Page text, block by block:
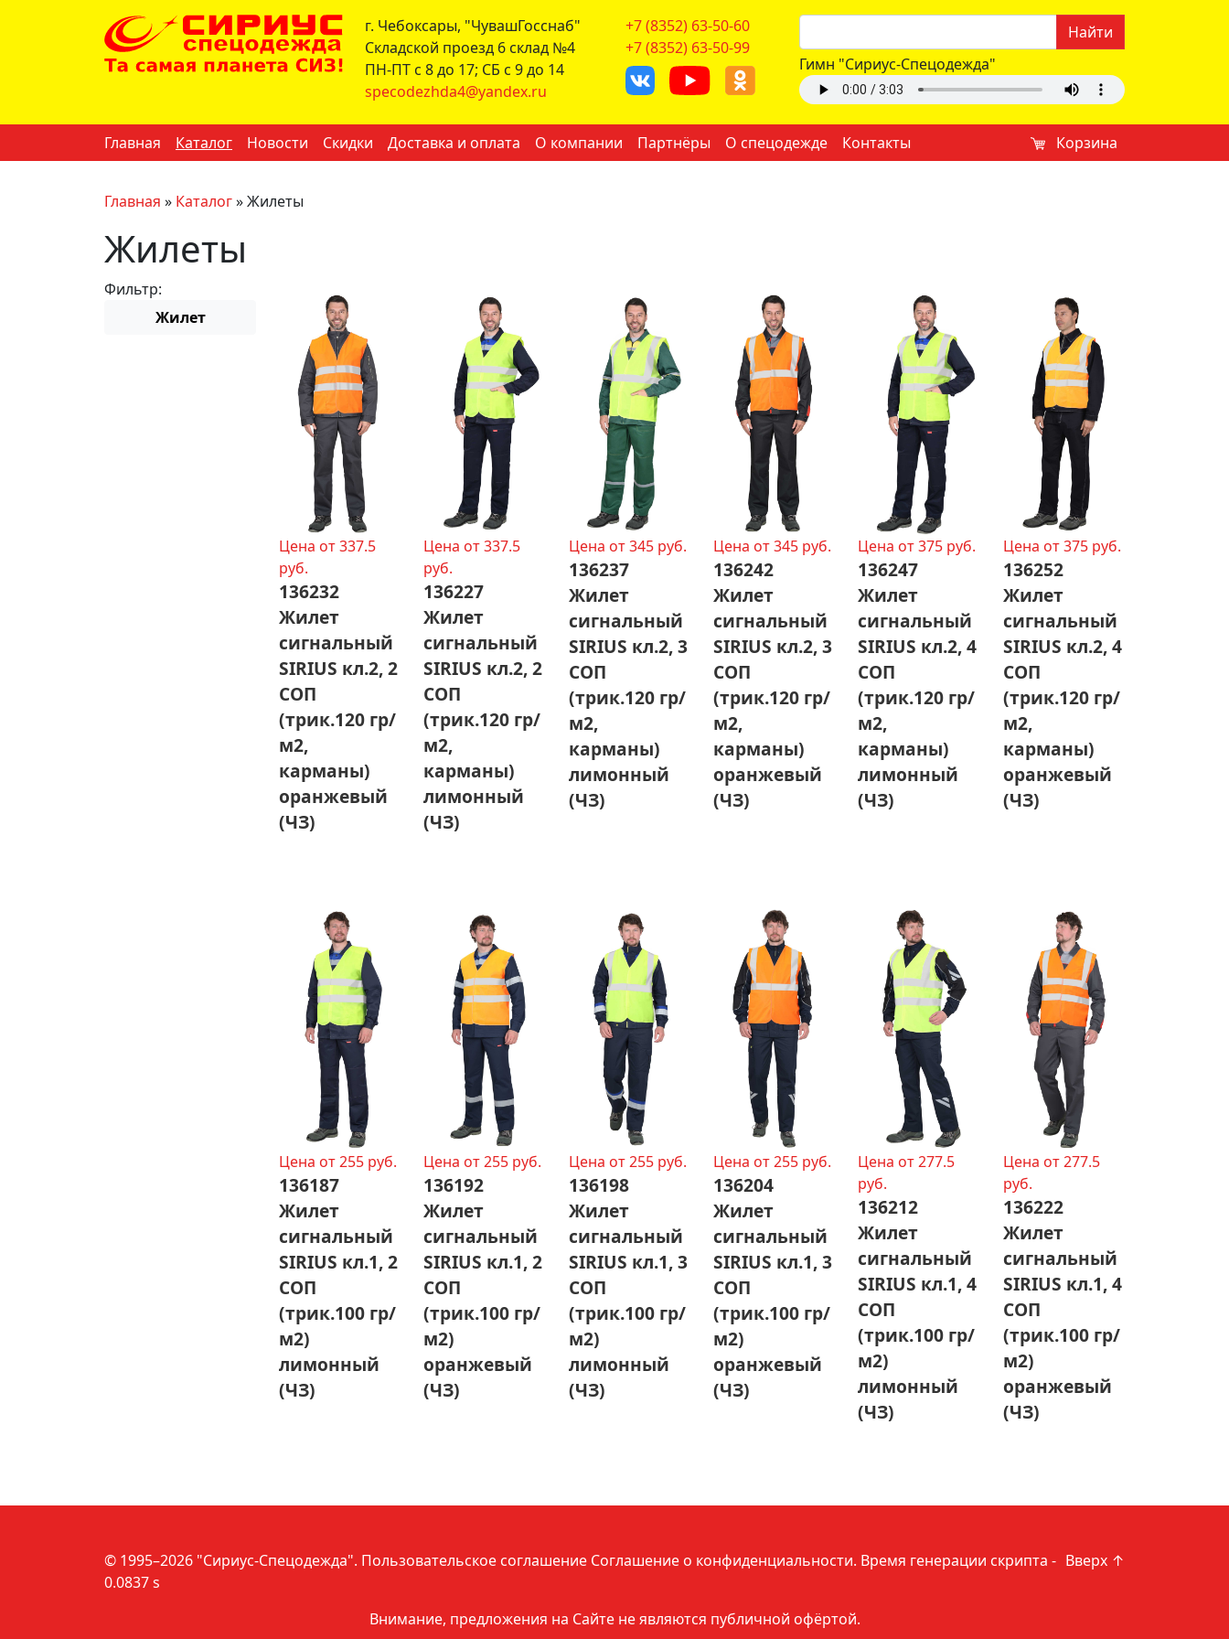
г. Чебоксары, "ЧувашГосснаб"
Складской проезд 6 склад №4
ПН-ПТ с 8 до 17; СБ с 9 до 14
specodezhda4@yandex.ru
+7 (8352) 63-50-60
+7 (8352) 63-50-99
Найти
Гимн "Сириус-Спецодежда"
Главная Каталог Новости Скидки Доставка и оплата О компании Партнёры О спецодежде Контакты Корзина
Главная » Каталог»Жилеты
Жилеты
Фильтр:
Жилет
Цена от 337.5
руб.
136232
Жилет
сигнальный
SIRIUS кл.2, 2
СОП
(трик.120 гр/
м2,
карманы)
оранжевый
(ЧЗ)
Цена от 337.5
руб.
136227
Жилет
сигнальный
SIRIUS кл.2, 2
СОП
(трик.120 гр/
м2,
карманы)
лимонный
(ЧЗ)
Цена от 345 руб.
136237
Жилет
сигнальный
SIRIUS кл.2, 3
СОП
(трик.120 гр/
м2,
карманы)
лимонный
(ЧЗ)
Цена от 345 руб.
136242
Жилет
сигнальный
SIRIUS кл.2, 3
СОП
(трик.120 гр/
м2,
карманы)
оранжевый
(ЧЗ)
Цена от 375 руб.
136247
Жилет
сигнальный
SIRIUS кл.2, 4
СОП
(трик.120 гр/
м2,
карманы)
лимонный
(ЧЗ)
Цена от 375 руб.
136252
Жилет
сигнальный
SIRIUS кл.2, 4
СОП
(трик.120 гр/
м2,
карманы)
оранжевый
(ЧЗ)
Цена от 255 руб.
136187
Жилет
сигнальный
SIRIUS кл.1, 2
СОП
(трик.100 гр/
м2)
лимонный
(ЧЗ)
Цена от 255 руб.
136192
Жилет
сигнальный
SIRIUS кл.1, 2
СОП
(трик.100 гр/
м2)
оранжевый
(ЧЗ)
Цена от 255 руб.
136198
Жилет
сигнальный
SIRIUS кл.1, 3
СОП
(трик.100 гр/
м2)
лимонный
(ЧЗ)
Цена от 255 руб.
136204
Жилет
сигнальный
SIRIUS кл.1, 3
СОП
(трик.100 гр/
м2)
оранжевый
(ЧЗ)
Цена от 277.5
руб.
136212
Жилет
сигнальный
SIRIUS кл.1, 4
СОП
(трик.100 гр/
м2)
лимонный
(ЧЗ)
Цена от 277.5
руб.
136222
Жилет
сигнальный
SIRIUS кл.1, 4
СОП
(трик.100 гр/
м2)
оранжевый
(ЧЗ)
Вверх ↑
© 1995–2026 "Сириус-Спецодежда". Пользовательское соглашение Соглашение о конфиденциальности. Время генерации скрипта -
0.0837 s
Внимание, предложения на Сайте не являются публичной офёртой.